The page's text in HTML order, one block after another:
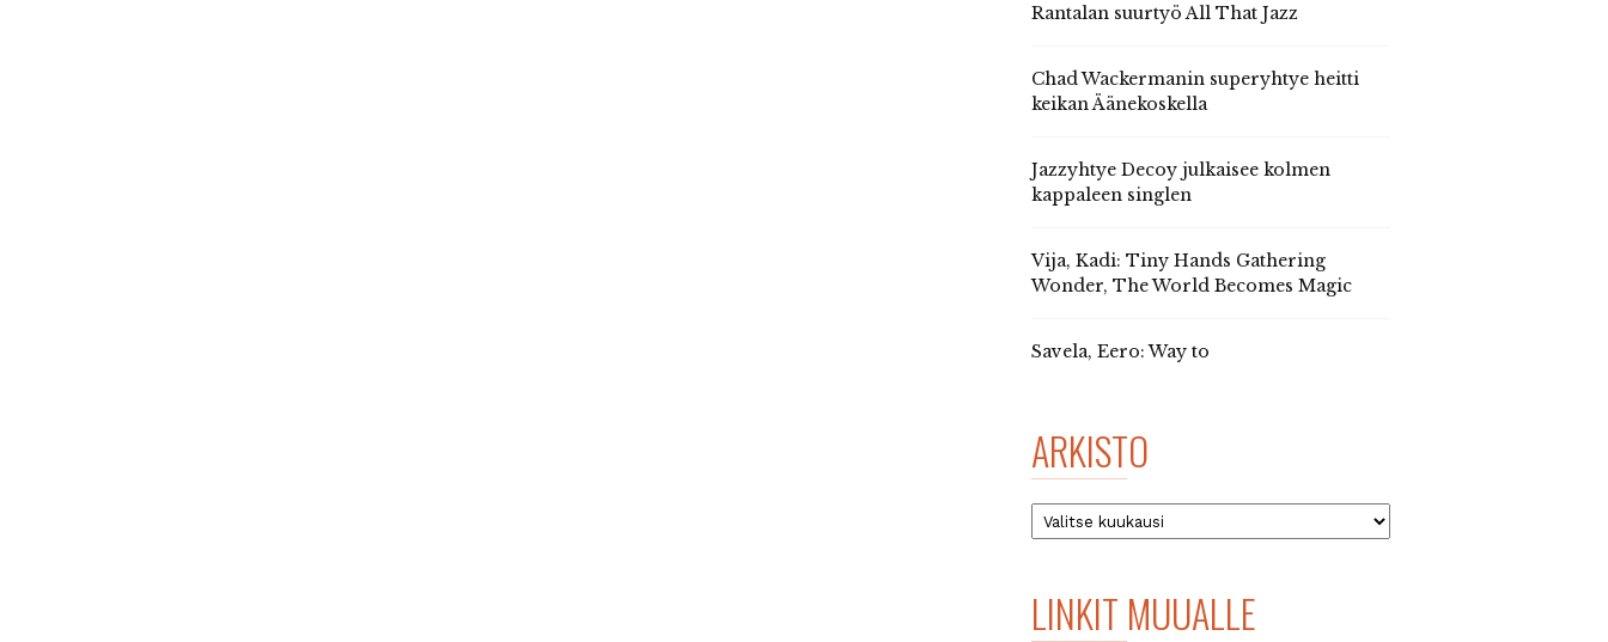
Rantalan suurtyö All That Jazz
Chad Wackermanin superyhtye heitti
keikan Äänekoskella
Jazzyhtye Decoy julkaisee kolmen
kappaleen singlen
Vija, Kadi: Tiny Hands Gathering
Wonder, The World Becomes Magic
Savela, Eero: Way to
ARKISTO
Arkisto
LINKIT MUUALLE